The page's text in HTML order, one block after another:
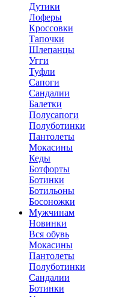
Дутики
Лоферы
Кроссовки
Тапочки
Шлепанцы
Угги
Туфли
Сапоги
Сандалии
Балетки
Полусапоги
Полуботинки
Пантолеты
Мокасины
Кеды
Ботфорты
Ботинки
Ботильоны
Босоножки
Мужчинам
Новинки
Вся обувь
Мокасины
Пантолеты
Полуботинки
Сандалии
Ботинки